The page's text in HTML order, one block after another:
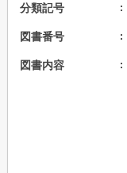
分類記号
図書番号
図書内容